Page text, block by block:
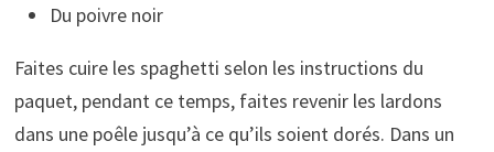
Du poivre noir
Faites cuire les spaghetti selon les instructions du
paquet, pendant ce temps, faites revenir les lardons
dans une poêle jusqu’à ce qu’ils soient dorés. Dans un